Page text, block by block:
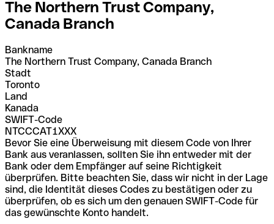
The Northern Trust Company,
Canada Branch
Bankname
The Northern Trust Company, Canada Branch
Stadt
Toronto
Land
Kanada
SWIFT-Code
NTCCCAT1XXX
Bevor Sie eine Überweisung mit diesem Code von Ihrer
Bank aus veranlassen, sollten Sie ihn entweder mit der
Bank oder dem Empfänger auf seine Richtigkeit
überprüfen. Bitte beachten Sie, dass wir nicht in der Lage
sind, die Identität dieses Codes zu bestätigen oder zu
überprüfen, ob es sich um den genauen SWIFT-Code für
das gewünschte Konto handelt.